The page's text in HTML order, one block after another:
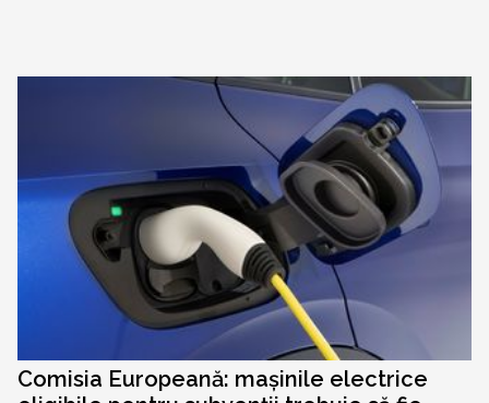
Comisia Europeană: mașinile electrice